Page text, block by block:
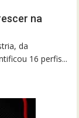
na
da
16 perfis...